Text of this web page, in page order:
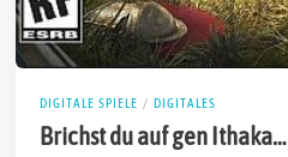
DIGITALE SPIELE / DIGITALES
Brichst du auf gen Ithaka…